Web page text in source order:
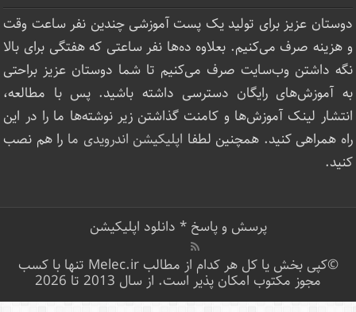
دوستان عزیز برای تولید یک پست آموزشی چندین نفر ساعت‌ وقت
و هزینه صرف می‌کنیم. بعلاوه ده‌ها نفر ساعتی که هفتگی برای بالا
نگه داشتن وب‌سایت صرف ‌می‌کنیم تا شما دوستان عزیز براحتی
به آموزش‌های رایگان دسترسی داشته باشید. پس با مطالعه،
انتشار لینک‌ آموزش‌ها و کامنت گذاشتن زیر نوشته‌‌ها ما را در این
راه همراهی کنید. همچنین لطفا اپلیکیشن اندرویدی ما را هم نصب
کنید.
پرسش و پاسخ* دانلود اپلیکیشن
©کپی بخش یا کل هر کدام از مطالب Melec.ir تنها با کسب
مجوز مکتوب امکان پذیر است. از سال 2013 تا 2026